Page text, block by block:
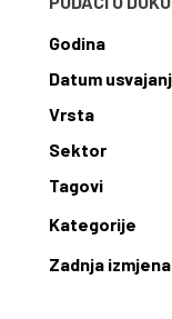
Godina
Datum
Vrsta
Sektor
Tagovi
Kategorije
Zadnja izmjena